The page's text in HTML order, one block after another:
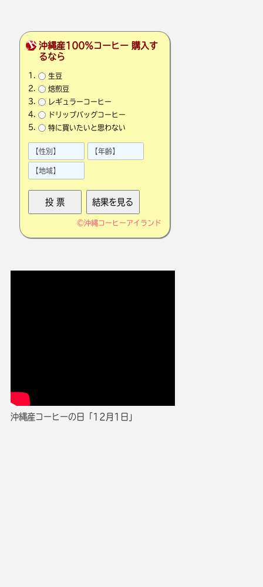
沖縄産100％コーヒー 購入す
るなら
生豆
焙煎豆
レギュラーコーヒー
ドリップバッグコーヒー
特に買いたいと思わない
©沖縄コーヒーアイランド
沖縄産コーヒーの日「12月1日」